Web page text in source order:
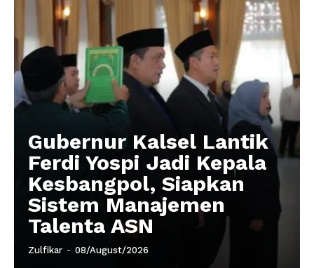
Gubernur Kalsel Lantik
Ferdi Yospi Jadi Kepala
Kesbangpol, Siapkan
Sistem Manajemen
Talenta ASN
Zulfikar - 08/August/2026